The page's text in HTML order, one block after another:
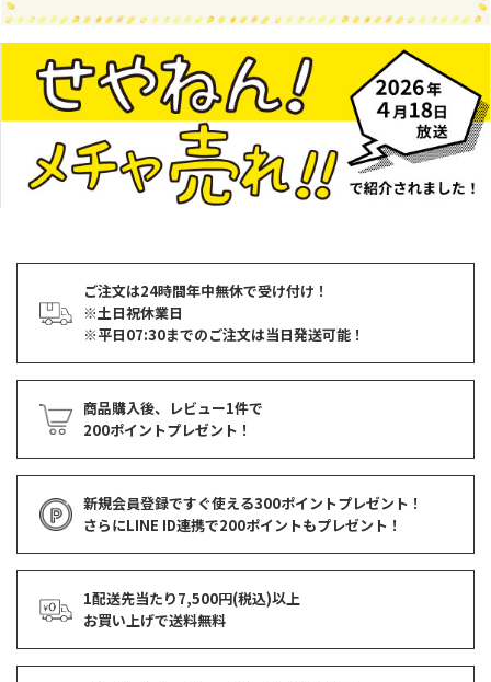
ご注文は24時間年中無休で受け付け！
※土日祝休業日
※平日07:30までのご注文は当日発送可能！
商品購入後、レビュー1件で
200ポイントプレゼント！
新規会員登録ですぐ使える300ポイントプレゼント！
さらにLINE ID連携で200ポイントもプレゼント！
1配送先当たり7,500円(税込)以上
お買い上げで送料無料